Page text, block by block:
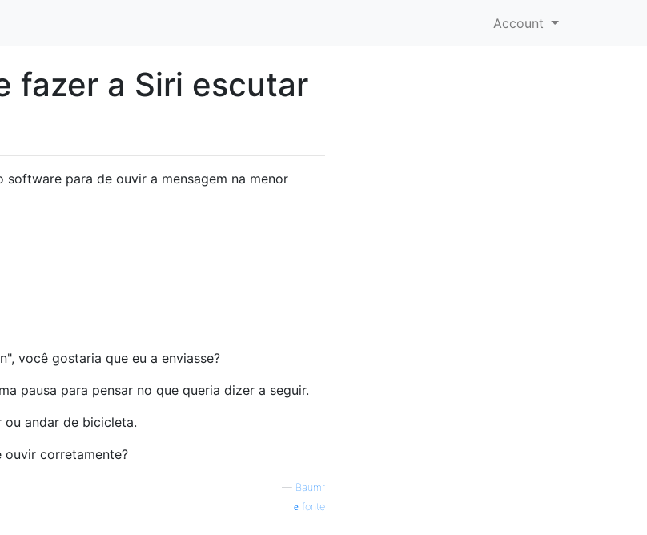
Account
fazer a Siri escutar
software para de ouvir a mensagem na menor
você gostaria que eu a enviasse?
pausa para pensar no que queria dizer a seguir.
ou andar de bicicleta.
ouvir corretamente?
— Baumr
fonte